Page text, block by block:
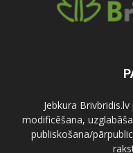
Jebkura
modificēšana,
publiskošana/